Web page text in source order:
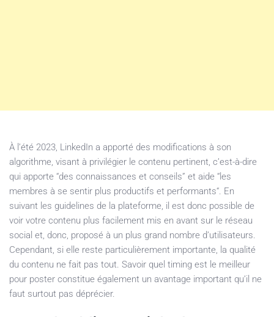
À l’été 2023, LinkedIn a apporté des modifications à son
algorithme, visant à privilégier le contenu pertinent, c’est-à-dire
qui apporte “des connaissances et conseils” et aide “les
membres à se sentir plus productifs et performants“. En
suivant les guidelines de la plateforme, il est donc possible de
voir votre contenu plus facilement mis en avant sur le réseau
social et, donc, proposé à un plus grand nombre d’utilisateurs.
Cependant, si elle reste particulièrement importante, la qualité
du contenu ne fait pas tout. Savoir quel timing est le meilleur
pour poster constitue également un avantage important qu’il ne
faut surtout pas déprécier.